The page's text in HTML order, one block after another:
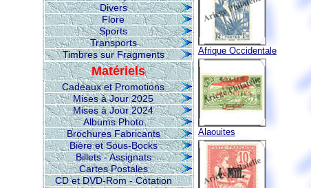
Divers
Flore
Sports
Transports
Timbres sur Fragments
Matériels
Cadeaux et Promotions
Mises à Jour 2025
Mises à Jour 2024
Albums Photo
Brochures Fabricants
Bière et Sous-Bocks
Billets - Assignats
Cartes Postales
CD et DVD-Rom - Cotation
Afrique Occidentale
Alaouites